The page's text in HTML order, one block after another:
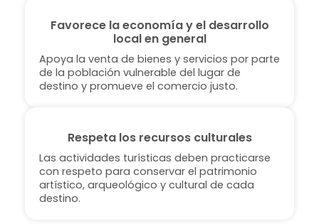
Favorece la economía y el desarrollo
local en general
Apoya la venta de bienes y servicios por parte
de la población vulnerable del lugar de
destino y promueve el comercio justo.
Respeta los recursos culturales
Las actividades turísticas deben practicarse
con respeto para conservar el patrimonio
artístico, arqueológico y cultural de cada
destino.